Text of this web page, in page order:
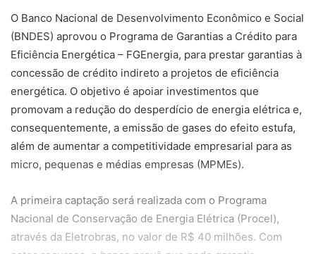
O Banco Nacional de Desenvolvimento Econômico e Social
(BNDES) aprovou o Programa de Garantias a Crédito para
Eficiência Energética – FGEnergia, para prestar garantias à
concessão de crédito indireto a projetos de eficiência
energética. O objetivo é apoiar investimentos que
promovam a redução do desperdício de energia elétrica e,
consequentemente, a emissão de gases do efeito estufa,
além de aumentar a competitividade empresarial para as
micro, pequenas e médias empresas (MPMEs).
A primeira captação será realizada com o Programa
Nacional de Conservação de Energia Elétrica (Procel),
através da Eletrobras, no valor de R$ 40 milhões. Com